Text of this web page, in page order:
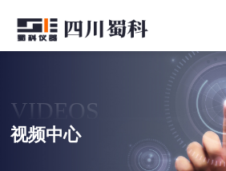
VIDEOS
视频中心